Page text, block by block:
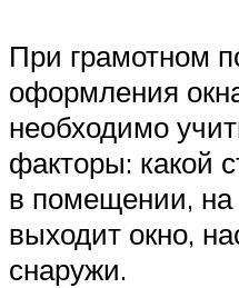
При грамотном
оформления
необходимо
факторы: какой
в помещении, на
выходит окно,
снаружи.